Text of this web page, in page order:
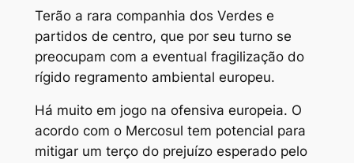
Terão a rara companhia dos Verdes e
partidos de centro, que por seu turno se
preocupam com a eventual fragilização do
rígido regramento ambiental europeu.
Há muito em jogo na ofensiva europeia. O
acordo com o Mercosul tem potencial para
mitigar um terço do prejuízo esperado pelo